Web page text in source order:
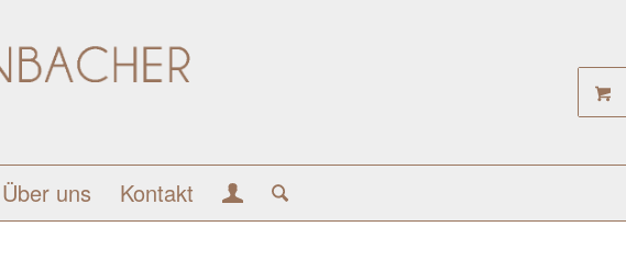
Über uns Kontakt